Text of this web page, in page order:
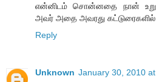
என்னிடம் சொன்னதை நான்
அவர் அதை அவரது
Reply
Unknown January 30, 2010